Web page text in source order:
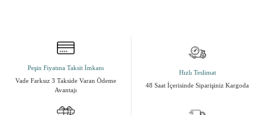
Peşin Fiyatına Taksit İmkanı
Vade Farksız 3 Takside Varan Ödeme
Avantajı
Hızlı Teslimat
48 Saat İçerisinde Siparişiniz Kargoda